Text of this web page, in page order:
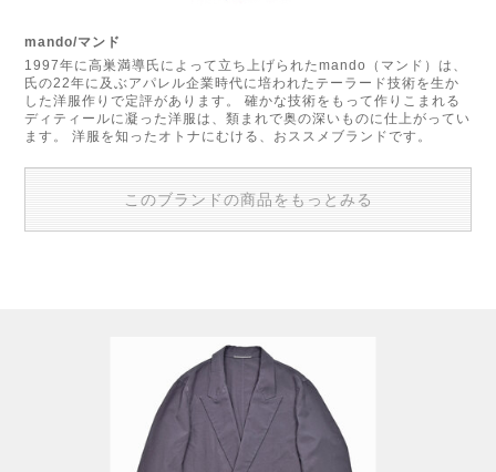
mando/マンド
1997年に高巣満導氏によって立ち上げられたmando（マンド）は、
氏の22年に及ぶアパレル企業時代に培われたテーラード技術を生か
した洋服作りで定評があります。 確かな技術をもって作りこまれる
ディティールに凝った洋服は、類まれで奥の深いものに仕上がってい
ます。 洋服を知ったオトナにむける、おススメブランドです。
このブランドの商品をもっとみる